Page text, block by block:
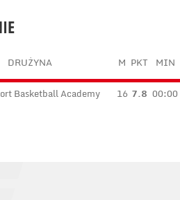
DRUŻYNA M PKT MIN
Basketball Academy 16 7.8 00:00